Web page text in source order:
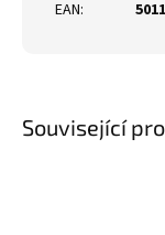
Související
EAN: